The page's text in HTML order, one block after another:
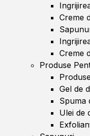
Creme
Creme
Produse
Gel de
Spuma
Ulei de